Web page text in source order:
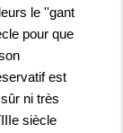
le ''gant
pour que
est
ni très
siècle